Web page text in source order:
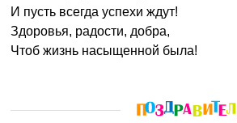
И пусть всегда успехи ждут!
Здоровья, радости, добра,
Чтоб жизнь насыщенной была!